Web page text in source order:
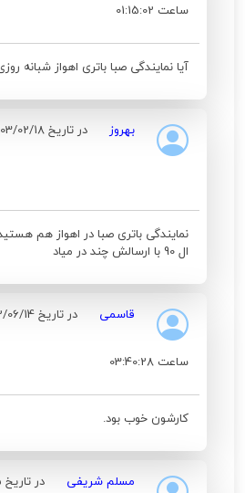
ساعت 01:15:02
آیا نمایندگی صبا باتری اهواز شبانه
بهروز در تاریخ 1403/02/18
نمایندگی باتری صبا در اهواز هم
ال 90 با ارسالش چند در میاد
قاسمی در تاریخ 1402/06/14
ساعت 03:40:28
کارشون خوب بود.
مسلم شریفی در تاریخ 1402/04/05